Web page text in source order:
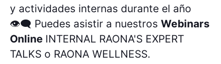
y actividades internas durante el año
👁‍🗨 Puedes asistir a nuestros Webinars
Online INTERNAL RAONA'S EXPERT
TALKS o RAONA WELLNESS.